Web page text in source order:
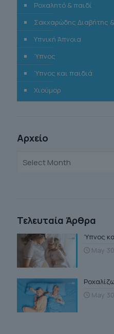
Ροχαλητό & παιδί
Σακχαρώδης Διαβήτης
Υπνική Άπνοια
Ύπνος
Ύπνος και παιδιά
Χιούμορ
Αρχείο
Τελευταία Άρθρα
Ύπνος
May
May